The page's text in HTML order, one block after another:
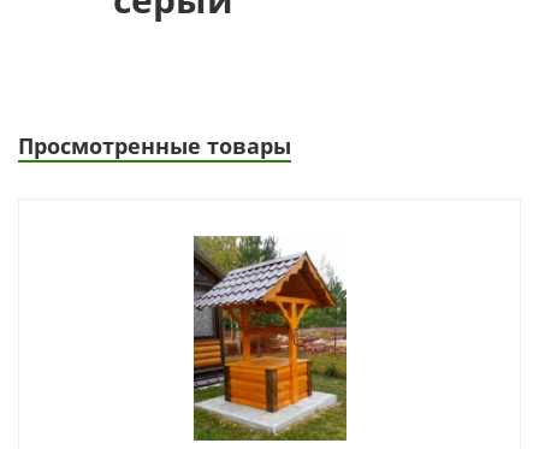
Просмотренные товары